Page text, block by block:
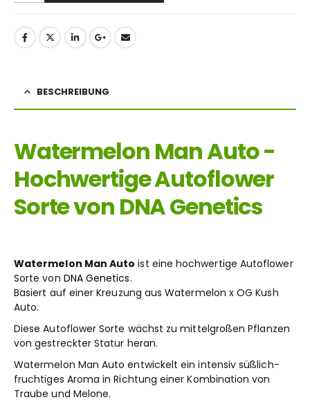
BESCHREIBUNG
Watermelon Man Auto -
Hochwertige Autoflower
Sorte von DNA Genetics
Watermelon Man Auto ist eine hochwertige Autoflower
Sorte von DNA Genetics.
Basiert auf einer Kreuzung aus Watermelon x OG Kush
Auto.
Diese Autoflower Sorte wächst zu mittelgroßen Pflanzen
von gestreckter Statur heran.
Watermelon Man Auto entwickelt ein intensiv süßlich-
fruchtiges Aroma in Richtung einer Kombination von
Traube und Melone.